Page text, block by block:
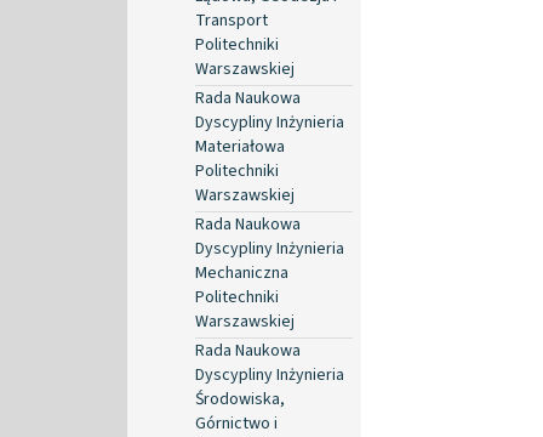
Transport
Politechniki
Warszawskiej
Rada Naukowa
Dyscypliny Inżynieria
Materiałowa
Politechniki
Warszawskiej
Rada Naukowa
Dyscypliny Inżynieria
Mechaniczna
Politechniki
Warszawskiej
Rada Naukowa
Dyscypliny Inżynieria
Środowiska,
Górnictwo i